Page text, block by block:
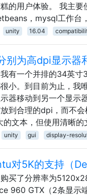
的用户体验。 我主
，mysql工作台
unity 16.04
别为高dpi显示器
有一个并排的34英
小。到目前为止，我
器移动到另一个显示
到合理的dpi，而不
的文本，但使用清晰
unity gui display-
对5K的支持（
买了分辨率为
960 GTX（2条显示